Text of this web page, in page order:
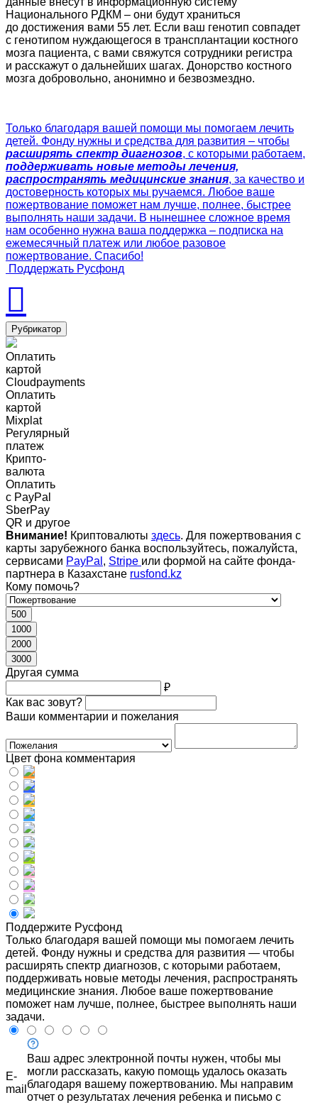
Национального РДКМ – они будут храниться
до достижения вами 55 лет. Если ваш генотип совпадет
с генотипом нуждающегося в трансплантации костного
мозга пациента, с вами свяжутся сотрудники регистра
и расскажут о дальнейших шагах. Донорство костного
мозга добровольно, анонимно и безвозмездно.
Только благодаря вашей помощи мы помогаем лечить
детей. Фонду нужны и средства для развития – чтобы
расширять спектр диагнозов, с которыми работаем,
поддерживать новые методы лечения,
распространять медицинские знания, за качество и
достоверность которых мы ручаемся. Любое ваше
пожертвование поможет нам лучше, полнее, быстрее
выполнять наши задачи. В нынешнее сложное время
нам особенно нужна ваша поддержка – подписка на
ежемесячный платеж или любое разовое
пожертвование. Спасибо!
Поддержать Русфонд
Рубрикатор
Оплатить
картой
Cloudpayments
Оплатить
картой
Mixplat
Регулярный
платеж
Крипто-
валюта
Оплатить
c PayPal
SberPay
QR и другое
Внимание! Криптовалюты здесь. Для пожертвования с
карты зарубежного банка воспользуйтесь, пожалуйста,
сервисами PayPal , Stripe или формой на сайте фонда-
партнера в Казахстане rusfond.kz
Кому помочь?
500
1000
2000
3000
Другая сумма
₽
Как вас зовут?
Ваши комментарии и пожелания
Цвет фона комментария
Поддержите Русфонд
Только благодаря вашей помощи мы помогаем лечить
детей. Фонду нужны и средства для развития — чтобы
расширять спектр диагнозов, с которыми работаем,
поддерживать новые методы лечения, распространять
медицинские знания. Любое ваше пожертвование
поможет нам лучше, полнее, быстрее выполнять наши
задачи.
E-
mail
Ваш адрес электронной почты нужен, чтобы мы
могли рассказать, какую помощь удалось оказать
благодаря вашему пожертвованию. Мы направим
отчет о результатах лечения ребенка и письмо с